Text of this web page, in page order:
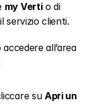
my Verti o di
servizio clienti.
all’area
su Apri un